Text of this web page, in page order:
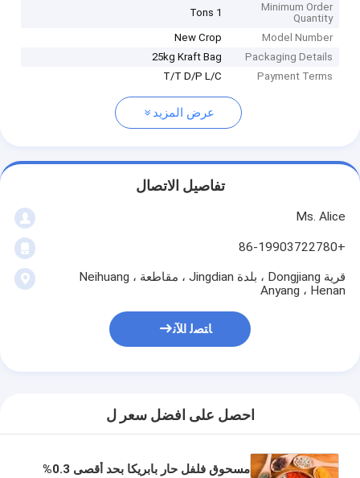
Minimum Order
Quantity
1 Tons
Model Number
New Crop
Packaging Details
25kg Kraft Bag
Payment Terms
T/T D/P L/C
عرض المزيد
تفاصيل الاتصال
Ms. Alice
+86-19903722780
قرية Dongjiang ، بلدة Jingdian ، مقاطعة Neihuang ،
Anyang ، Henan
ﺎﺘﺼﻟ ﺍﻶﻧ
احصل على افضل سعر ل
مسحوق فلفل حار بابريكا بحد أقصى 0.3%